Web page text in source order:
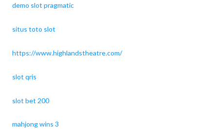
demo slot pragmatic
situs toto slot
https://www.highlandstheatre.com/
slot qris
slot bet 200
mahjong wins 3